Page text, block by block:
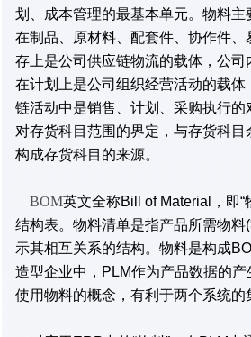
划、成本管理的最基本单元。物料主
在制品、原材料、配套件、协作件、
存上是公司供应链物流的载体，公司
在计划上是公司组织经营活动的载体
链活动中是销售、计划、采购执行的
对存货科目范围的界定，与存货科目
构成存货科目的来源。
BOM英文全称Bill of Material，即“
结构表。物料清单是指产品所需物料
示其相互关系的结构。物料是构成
造型企业中，PLM作为产品数据的
使用物料的概念，有利于两个系统的